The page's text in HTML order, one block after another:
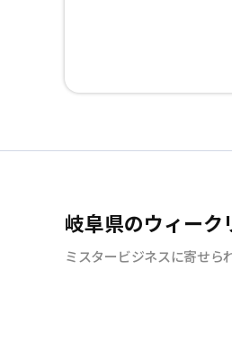
岐阜県のウィー
ミスタービジネスに寄せら